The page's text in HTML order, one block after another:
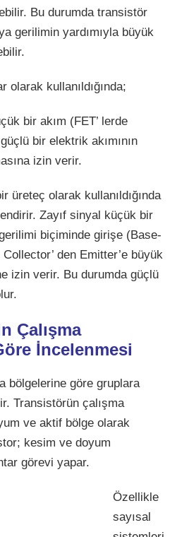
Bu durumda transistör
gerilimin yardımıyla büyük
olarak kullanıldığında;
bir akım (FET’ lerde
bir elektrik akımının
izin verir.
üreteç olarak kullanıldığında
Zayıf sinyal küçük bir
biçiminde girişe (Base-
den Emitter’e büyük
izin verir. Bu durumda güçlü
Çalışma
İncelenmesi
bölgelerine göre gruplara
Transistörün çalışma
ve aktif bölge olarak
kesim ve doyum
görevi yapar.
Özellikle
sayısal